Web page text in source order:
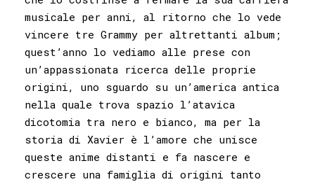
musicale per anni, al ritorno che lo vede
vincere tre Grammy per altrettanti album;
quest’anno lo vediamo alle prese con
un’appassionata ricerca delle proprie
origini, uno sguardo su un’america antica
nella quale trova spazio l’atavica
dicotomia tra nero e bianco, ma per la
storia di Xavier è l’amore che unisce
queste anime distanti e fa nascere e
crescere una famiglia di origini tanto